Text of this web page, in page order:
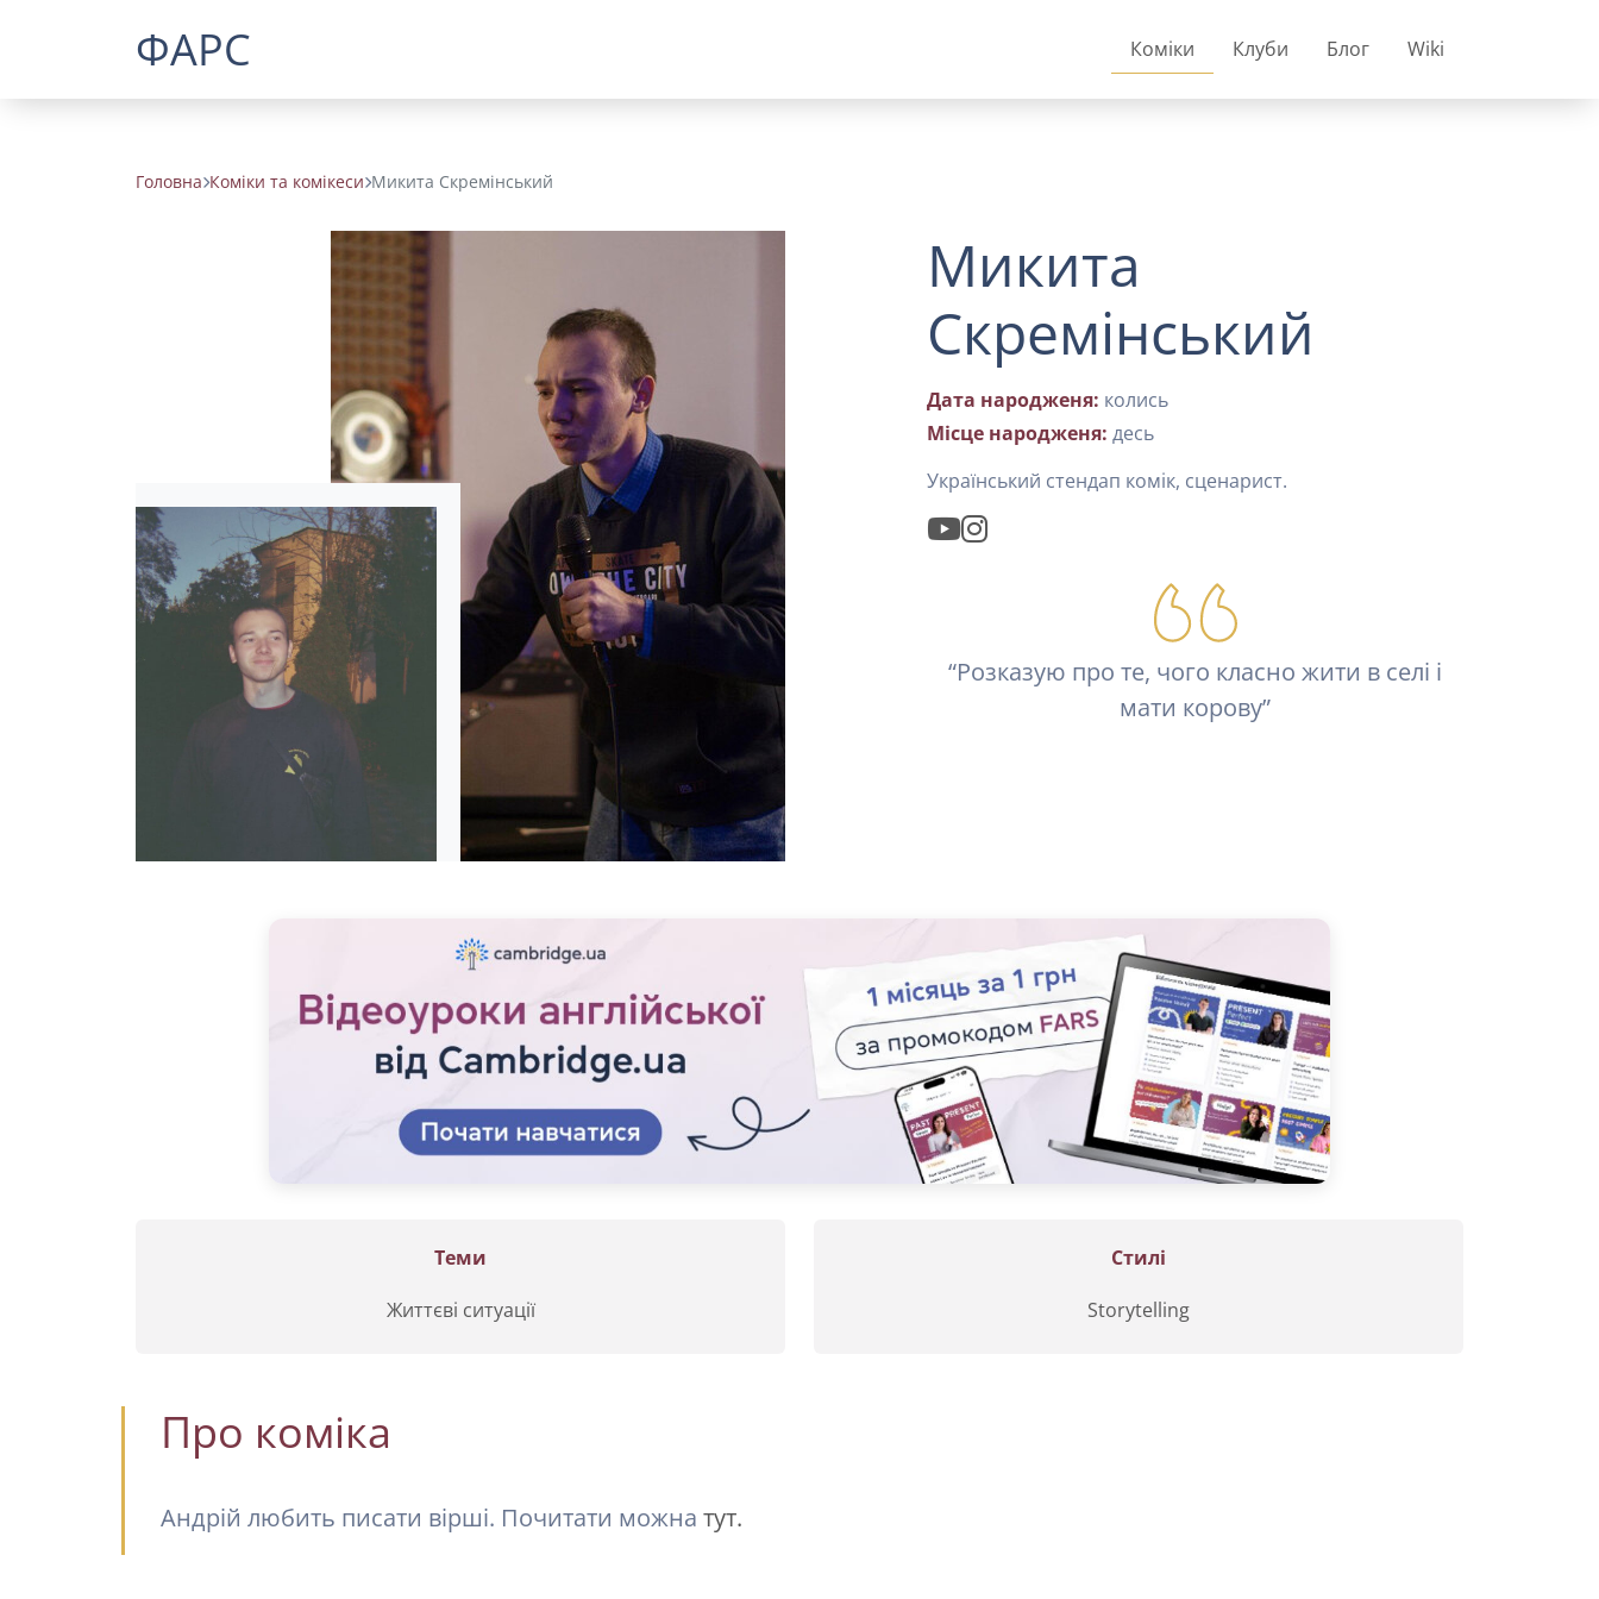
ФАРС Коміки Клуби Блог Wiki
Головна Коміки та комікеси Микита Скремінський
Микита
Скремінський
Дата народженя: колись
Місце народженя: десь
Український стендап комік, сценарист.
“Розказую про те, чого класно жити в селі і
мати корову”
Теми
Життєві ситуації
Стилі
Storytelling
Про коміка
Андрій любить писати вірші. Почитати можна тут.